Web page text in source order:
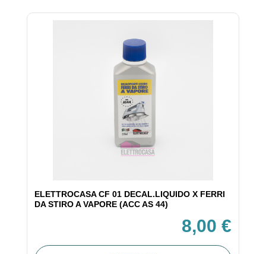
ELETTROCASA CF 01 DECAL.LIQUIDO X FERRI
DA STIRO A VAPORE (ACC AS 44)
8,00 €